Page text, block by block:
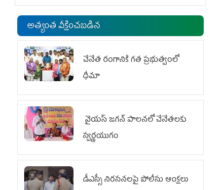
అత్యంత వీక్షించబడిన
చేనేత రంగానికి గత ప్రభుత్వంలో
ధీమా
వైయ‌స్ జగన్ పాలనలో చేనేతలకు
స్వర్ణయుగం
డీఎస్సీ నిరసనలపై పోలీసు ఆంక్షలు